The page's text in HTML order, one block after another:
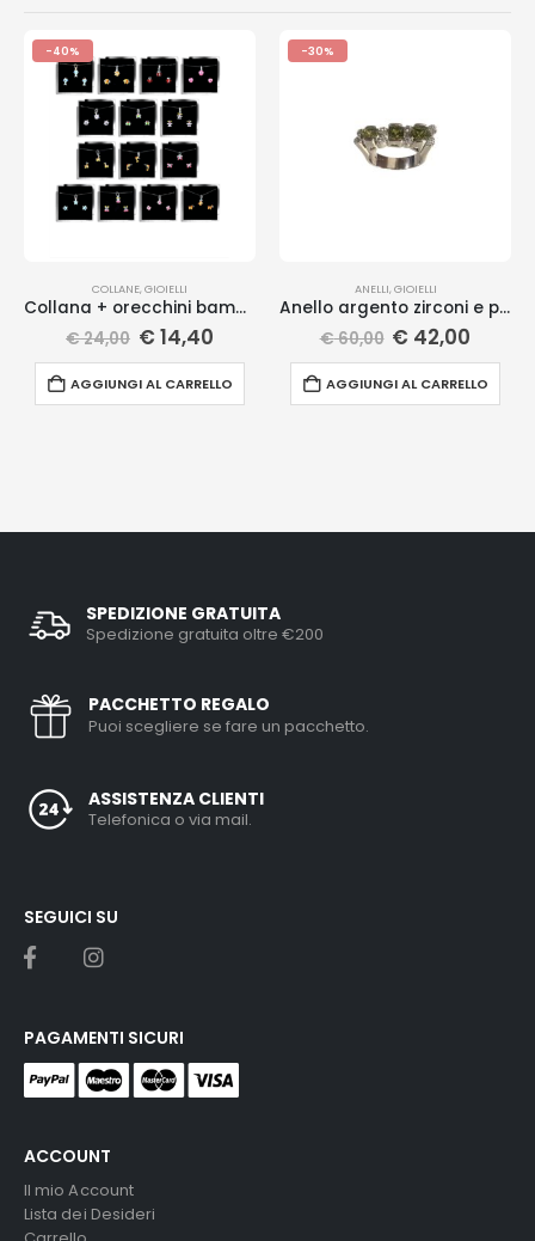
-40%
COLLANE,GIOIELLI
Collana + orecchini bambina
€24,00 € 14,40
AGGIUNGI AL CARRELLO
-30%
ANELLI,GIOIELLI
Anello argento zirconi e pietre
€60,00 € 42,00
AGGIUNGI AL CARRELLO
SPEDIZIONE GRATUITA
Spedizione gratuita oltre €200
PACCHETTO REGALO
Puoi scegliere se fare un pacchetto.
ASSISTENZA CLIENTI
Telefonica o via mail.
ACCOUNT
Il mio Account
Lista dei Desideri
SEGUICI SU
PAGAMENTI SICURI